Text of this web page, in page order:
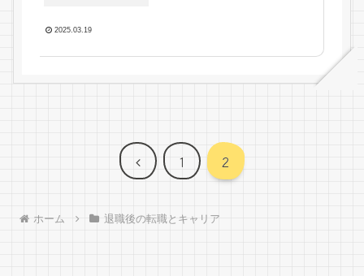
2025.03.19
前
1 2
ホーム 退職後の転職とキャリア